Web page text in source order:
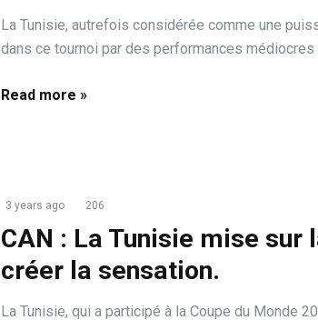
La Tunisie, autrefois considérée comme une
dans ce tournoi par des performances médiocres
Read more »
3 years ago 206
CAN : La Tunisie mise sur
créer la sensation.
La Tunisie, qui a participé à la Coupe du Monde